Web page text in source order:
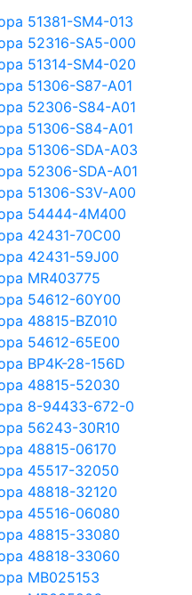
51381-SM4-013
52316-SA5-000
51314-SM4-020
51306-S87-A01
52306-S84-A01
51306-S84-A01
51306-SDA-A03
52306-SDA-A01
51306-S3V-A00
54444-4M400
42431-70С00
42431-59J00
MR403775
54612-60Y00
48815-BZ010
54612-65Е00
BP4K-28-156D
48815-52030
8-94433-672-0
56243-30R10
48815-06170
45517-32050
48818-32120
45516-06080
48815-33080
48818-33060
MB025153